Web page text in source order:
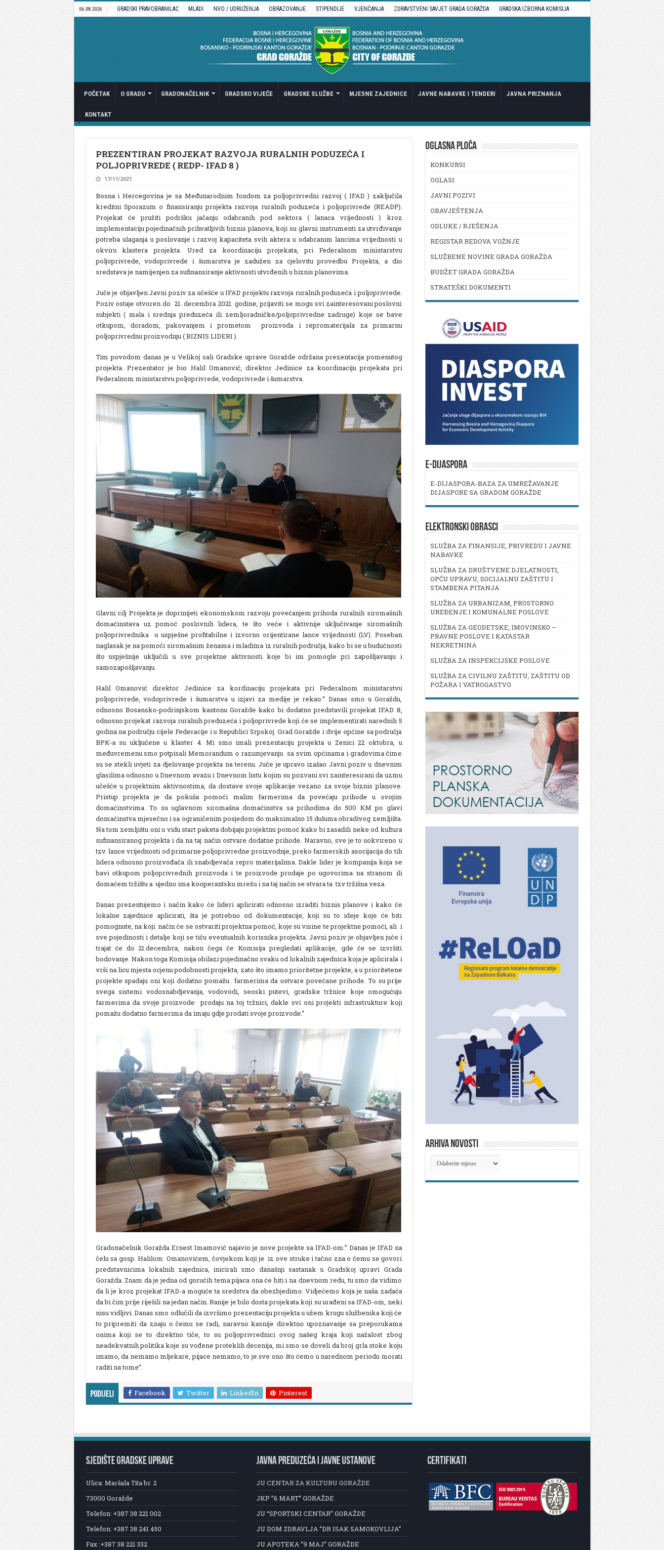
06.08.2026 GRADSKI PRAVOBRANILAC MLADI NVO / UDRUŽENJA OBRAZOVANJE STIPENDIJE VJENČANJA ZDRAVSTVENI SAVJET GRADA GORAŽDA GRADSKA IZBORNA KOMISIJA
POČETAK O GRADU GRADONAČELNIK GRADSKO VIJEĆE GRADSKE SLUŽBE MJESNE ZAJEDNICE JAVNE NABAVKE I TENDERI JAVNA PRIZNANJA
KONTAKT
PREZENTIRAN PROJEKAT RAZVOJA RURALNIH PODUZEĆA I
POLJOPRIVREDE ( REDP- IFAD 8 )
17/11/2021
Bosna i Hercegovina je sa Međunarodnim fondom za poljoprivredni razvoj ( IFAD ) zaključila
kreditni Sporazum o finansiranju projekta razvoja ruralnih poduzeća i poljoprivrede (READP).
Projekat će pružiti podršku jačanju odabranih pod sektora ( lanaca vrijednosti ) kroz
implementaciju pojedinačnih prihvatljivih biznis planova, koji su glavni instrumenti za utvrđivanje
potreba ulaganja u poslovanje i razvoj kapaciteta svih aktera u odabranim lancima vrijednosti u
okviru klastera projekta. Ured za koordinaciju projekata, pri Federalnom ministarstvu
poljoprivrede, vodoprivrede i šumarstva je zadužen za cjelovitu provedbu Projekta, a dio
sredstava je namijenjen za sufinansiranje aktivnosti utvrđenih u biznis planovima.
Juče je objavljen Javni poziv za učešće u IFAD projektu razvoja ruralnih poduzeća i poljoprivrede.
Poziv ostaje otvoren do 21. decembra 2021. godine, prijaviti se mogu svi zainteresovani poslovni
subjekti ( mala i srednja preduzeća ili zemljoradničke/poljoprivredne zadruge) koje se bave
otkupom, doradom, pakovanjem i prometom proizvoda i repromaterijala za primarnu
poljoprivrednu proizvodnju ( BIZNIS LIDERI ).
Tim povodom danas je u Velikoj sali Gradske uprave Goražde održana prezentacija pomenutog
projekta. Prezentator je bio Halil Omanović, direktor Jedinice za koordinaciju projekata pri
Federalnom ministarstvu poljoprivrede, vodoprivrede i šumarstva.
Glavni cilj Projekta je doprinijeti ekonomskom razvoju povećanjem prihoda ruralnih siromašnih
domaćinstava uz pomoć poslovnih lidera, te što veće i aktivnije uključivanje siromašnih
poljoprivrednika u uspješne profitabilne i izvorno orijentirane lance vrijednosti (LV). Poseban
naglasak je na pomoći siromašnim ženama i mladima iz ruralnih područja, kako bi se u budućnosti
što uspješnije uključili u sve projektne aktivnosti koje bi im pomogle pri zapošljavanju i
samozapošljavanju.
Halil Omanović direktor Jedinice za kordinaciju projekata pri Federalnom ministarstvu
poljoprivrede, vodoprivrede i šumarstva u izjavi za medije je rekao:” Danas smo u Goraždu,
odnosno Bosansko-podrinjskom kantonu Goražde kako bi dodatno predstavili projekat IFAD 8,
odnosno projekat razvoja ruralnih preduzeća i poljoprivrede koji će se implementirati narednih 5
godina na području cijele Federacije i u Republici Srpskoj. Grad Goražde i dvije općine sa područja
BPK-a su uključene u klaster 4. Mi smo imali prezentaciju projekta u Zenici 22 oktobra, u
međuvremenu smo potpisali Memorandum o razumjevanju sa svim općinama i gradovima čime
su se stekli uvjeti za djelovanje projekta na terenu. Juče je upravo izašao Javni poziv u dnevnim
glasilima odnosno u Dnevnom avazu i Dnevnom listu kojim su pozvani svi zainteresirani da uzmu
učešće u projektnim aktivnostima, da dostave svoje aplikacije vezano za svoje biznis planove.
Pristup projekta je da pokuša pomoći malim farmerima da povećaju prihode u svojim
domaćinstvima. To su uglavnom siromašna domaćinstva sa prihodima do 500 KM po glavi
domaćinstva mjesečno i sa ograničenim posjedom do maksimalno 15 duluma obradivog zemljišta.
Na tom zemljištu oni u vidu start paketa dobijaju projektnu pomoć kako bi zasadili neke od kultura
sufinansiranog projekta i da na taj način ostvare dodatne prihode. Naravno, sve je to uokvireno u
tzv. lance vrijednosti od primarne poljoprivredne proizvodnje, preko farmerskih asocijacija do tih
lidera odnosno proizvođača ili snabdjevača repro materijalima. Dakle lider je kompanija koja se
bavi otkupom poljoprivrednih proizvoda i te proizvode prodaje po ugovorima na stranom ili
domaćem tržištu a ujedno ima kooperantsku mrežu i na taj način se stvara ta tzv tržišna veza.
Danas prezentujemo i način kako će lideri aplicirati odnosno izraditi biznis planove i kako će
lokalne zajednice aplicirati, šta je potrebno od dokumentacije, koji su to ideje koje će biti
pomognute, na koji način će se ostvariti projektna pomoć, koje su visine te projektne pomoći, ali i
sve pojedinosti i detalje koji se tiču eventualnih korisnika projekta. Javni poziv je objavljen juče i
trajat će do 21.decembra, nakon čega će Komisija pregledati aplikacije, gde će se izvršiti
bodovanje. Nakon toga Komisija obilazi pojedinačno svaku od lokalnih zajednica koja je aplicirala i
vrši na licu mjesta ocjenu podobnosti projekta, zato što imamo prioritetne projekte, a u prioritetene
projekte spadaju oni koji dodatno pomažu farmerima da ostvare povećane prihode. To su prije
svega sistemi vodosnabdjevanja, vodovodi, seoski putevi, gradske tržnice koje omogućuju
farmerima da svoje proizvode prodaju na toj tržnici, dakle svi oni projekti infrastrukture koji
pomažu dodatno farmerima da imaju gdje prodati svoje proizvode.”
Gradonačelnik Goražda Ernest Imamović najavio je nove projekte sa IFAD-om:” Danas je IFAD na
čelu sa gosp. Halilom Omanovićem, čovjekom koji je iz ove struke i tačno zna o čemu se govori
predstavnicima lokalnih zajednica, inicirali smo današnji sastanak u Gradskoj upravi Grada
Goražda. Znam da je jedna od gorućih tema pijaca ona će biti i na dnevnom redu, tu smo da vidimo
da li je kroz projekat IFAD-a moguće ta sredstva da obezbjedimo. Vidjećemo koja je naša zadaća
da bi čim prije riješili na jedan način. Ranije je bilo dosta projekata koji su urađeni sa IFAD-om, neki
nisu vidljivi. Danas smo odlučili da izvršimo prezentaciju projekta u užem krugu službenika koji će
to pripremiti da znaju o čemu se radi, naravno kasnije direktno upoznavanje sa preporukama
onima koji se to direktno tiče, to su poljoprivrednici ovog našeg kraja koji nažalost zbog
neadekvatnih politika koje su vođene proteklih decenija, mi smo se doveli da broj grla stoke koju
imamo, da nemamo mljekare, pijace nemamo, to je sve ono što ćemo u narednom periodu morati
raditi na tome”.
Podijeli Facebook Twitter LinkedIn Pinterest
OGLASNA PLOČA
KONKURSI
OGLASI
JAVNI POZIVI
OBAVJEŠTENJA
ODLUKE / RJEŠENJA
REGISTAR REDOVA VOŽNJE
SLUŽBENE NOVINE GRADA GORAŽDA
BUDŽET GRADA GORAŽDA
STRATEŠKI DOKUMENTI
E-DIJASPORA
E-DIJASPORA-BAZA ZA UMREŽAVANJE
DIJASPORE SA GRADOM GORAŽDE
ELEKTRONSKI OBRASCI
SLUŽBA ZA FINANSIJE, PRIVREDU I JAVNE
NABAVKE
SLUŽBA ZA DRUŠTVENE DJELATNOSTI,
OPĆU UPRAVU, SOCIJALNU ZAŠTITU I
STAMBENA PITANJA
SLUŽBA ZA URBANIZAM, PROSTORNO
UREĐENJE I KOMUNALNE POSLOVE
SLUŽBA ZA GEODETSKE, IMOVINSKO –
PRAVNE POSLOVE I KATASTAR
NEKRETNINA
SLUŽBA ZA INSPEKCIJSKE POSLOVE
SLUŽBA ZA CIVILNU ZAŠTITU, ZAŠTITU OD
POŽARA I VATROGASTVO
ARHIVA NOVOSTI
ARHIVA
NOVOSTI
SJEDIŠTE GRADSKE UPRAVE
Ulica: Maršala Tita br. 2
73000 Goražde
Telefon: +387 38 221 002
Telefon: +387 38 241 450
Fax :+387 38 221 332
JAVNA PREDUZEĆA I JAVNE USTANOVE
JU CENTAR ZA KULTURU GORAŽDE
JKP ”6 MART” GORAŽDE
JU “SPORTSKI CENTAR” GORAŽDE
JU DOM ZDRAVLJA ”DR ISAK SAMOKOVLIJA”
JU APOTEKA ”9 MAJ” GORAŽDE
CERTIFIKATI